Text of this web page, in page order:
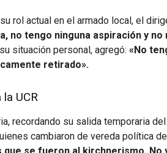
rol actual en el armado local, el
no tengo ninguna aspiración y
situación personal, agregó: «No
retirado».
UCR
recordando su salida temporaria
cambiaron de vereda política